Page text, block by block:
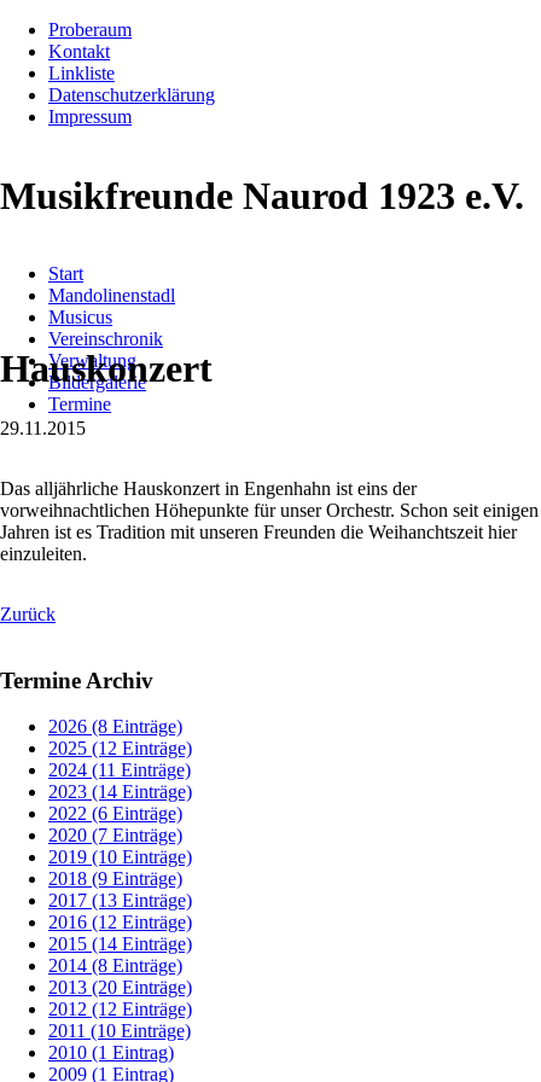
Proberaum
Kontakt
Linkliste
Datenschutzerklärung
Impressum
Musikfreunde Naurod 1923 e.V.
überspringen
Start
Mandolinenstadl
Musicus
Vereinschronik
Verwaltung
Bildergalerie
Termine
Hauskonzert
29.11.2015
Das alljährliche Hauskonzert in Engenhahn ist eins der
vorweihnachtlichen Höhepunkte für unser Orchestr. Schon seit einigen
Jahren ist es Tradition mit unseren Freunden die Weihanchtszeit hier
einzuleiten.
Zurück
Termine Archiv
2026 (8 Einträge)
2025 (12 Einträge)
2024 (11 Einträge)
2023 (14 Einträge)
2022 (6 Einträge)
2020 (7 Einträge)
2019 (10 Einträge)
2018 (9 Einträge)
2017 (13 Einträge)
2016 (12 Einträge)
2015 (14 Einträge)
2014 (8 Einträge)
2013 (20 Einträge)
2012 (12 Einträge)
2011 (10 Einträge)
2010 (1 Eintrag)
2009 (1 Eintrag)